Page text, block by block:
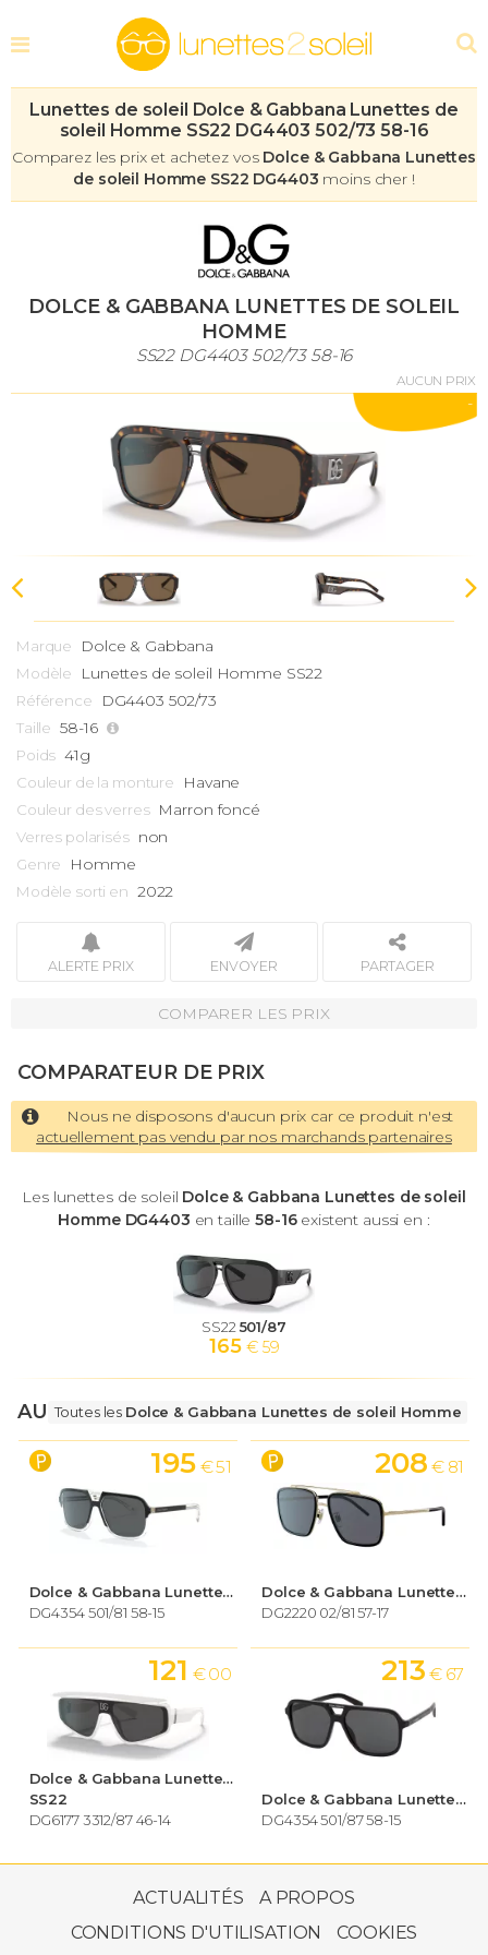
Lunettes de soleil Dolce & Gabbana Lunettes de
soleil Homme SS22 DG4403 502/73 58-16
Comparez les prix et achetez vos Dolce & Gabbana Lunettes
de soleil Homme SS22 DG4403 moins cher !
DOLCE & GABBANA LUNETTES DE SOLEIL
HOMME
SS22 DG4403 502/73 58-16
AUCUN PRIX
-
Marque Dolce & Gabbana
Modèle Lunettes de soleil Homme SS22
Référence DG4403 502/73
Taille 58-16
Poids 41g
Couleur de la monture Havane
Couleur des verres Marron foncé
Verres polarisés non
Genre Homme
Modèle sorti en 2022
ALERTE PRIX ENVOYER PARTAGER
COMPARER LES PRIX
COMPARATEUR DE PRIX
Nous ne disposons d'aucun prix car ce produit n'est
actuellement pas vendu par nos marchands partenaires
Les lunettes de soleil Dolce & Gabbana Lunettes de soleil
Homme DG4403 en taille58-16existent aussi en :
SS22 501/87
165 € 59
AUTRES LUNETTES
Toutes les Dolce & Gabbana Lunettes de soleil Homme
Dolce & Gabbana Lunettes de soleil Homme
DG4354 501/81 58-15
195 € 51
Dolce & Gabbana Lunettes de soleil Homme
DG2220 02/81 57-17
208 € 81
Dolce & Gabbana Lunettes de soleil Homme
SS22
DG6177 3312/87 46-14
121 € 00
Dolce & Gabbana Lunettes de soleil Homme
DG4354 501/87 58-15
213 € 67
ACTUALITÉS
A PROPOS
CONDITIONS D'UTILISATION
COOKIES